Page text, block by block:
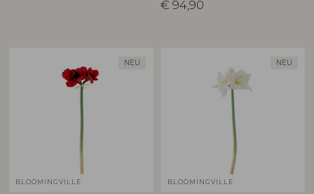
€ 94,90
NEU
BLOOMINGVILLE
NEU
BLOOMINGVILLE